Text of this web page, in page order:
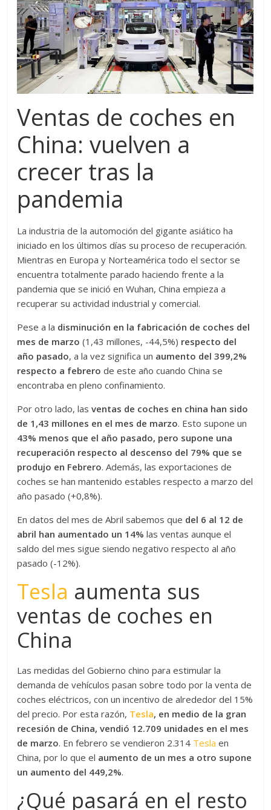
Ventas de coches en
China: vuelven a
crecer tras la
pandemia
La industria de la automoción del gigante asiático ha
iniciado en los últimos días su proceso de recuperación.
Mientras en Europa y Norteamérica todo el sector se
encuentra totalmente parado haciendo frente a la
pandemia que se inició en Wuhan, China empieza a
recuperar su actividad industrial y comercial.
Pese a la disminución en la fabricación de coches del
mes de marzo (1,43 millones, -44,5%) respecto del
año pasado, a la vez significa un aumento del 399,2%
respecto a febrero de este año cuando China se
encontraba en pleno confinamiento.
Por otro lado, lasventas de coches en china han sido
de 1,43 millones en el mes de marzo. Esto supone un
43% menos que el año pasado, pero supone una
recuperación respecto al descenso del 79% que se
produjo en Febrero. Además, las exportaciones de
coches se han mantenido estables respecto a marzo del
año pasado (+0,8%).
En datos del mes de Abril sabemos que del 6 al 12 de
abril han aumentado un 14% las ventas aunque el
saldo del mes sigue siendo negativo respecto al año
pasado (-12%).
Tesla aumenta sus
ventas de coches en
China
Las medidas del Gobierno chino para estimular la
demanda de vehículos pasan sobre todo por la venta de
coches eléctricos, con un incentivo de alrededor del 15%
del precio. Por esta razón, Tesla, en medio de la gran
recesión de China, vendió 12.709 unidades en el mes
de marzo. En febrero se vendieron 2.314 Tesla en
China, por lo que el aumento de un mes a otro supone
un aumento del 449,2%.
¿Qué pasará en el resto